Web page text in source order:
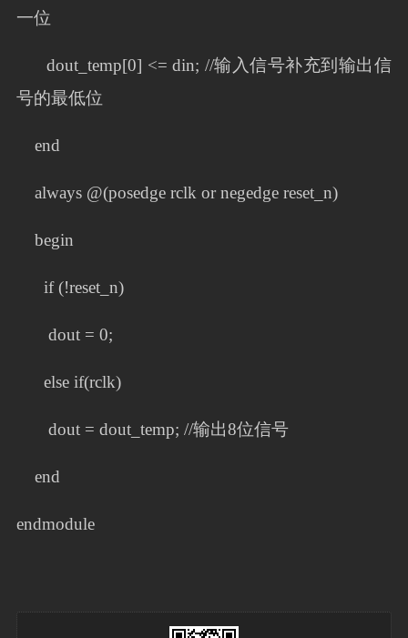
一位
dout_temp[0] <= din; //输入信号补充到输出信
号的最低位
end
always @(posedge rclk or negedge reset_n)
begin
if (!reset_n)
dout = 0;
else if(rclk)
dout = dout_temp; //输出8位信号
end
endmodule